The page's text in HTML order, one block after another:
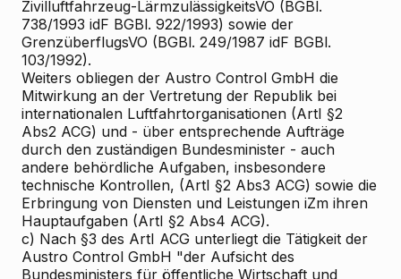
Zivilluftfahrzeug-LärmzulässigkeitsVO (BGBl.
738/1993 idF BGBl. 922/1993) sowie der
GrenzüberflugsVO (BGBl. 249/1987 idF BGBl.
103/1992).
Weiters obliegen der Austro Control GmbH die
Mitwirkung an der Vertretung der Republik bei
internationalen Luftfahrtorganisationen (ArtI §2
Abs2 ACG) und - über entsprechende Aufträge
durch den zuständigen Bundesminister - auch
andere behördliche Aufgaben, insbesondere
technische Kontrollen, (ArtI §2 Abs3 ACG) sowie die
Erbringung von Diensten und Leistungen iZm ihren
Hauptaufgaben (ArtI §2 Abs4 ACG).
c) Nach §3 des ArtI ACG unterliegt die Tätigkeit der
Austro Control GmbH "der Aufsicht des
Bundesministers für öffentliche Wirtschaft und